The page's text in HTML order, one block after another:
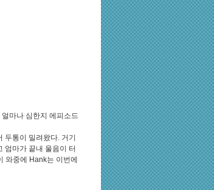
마나 심한지 에피소드
통이 밀려왔다. 거기
엄마가 끝내 울음이 터
와중에 Hank는 이번에